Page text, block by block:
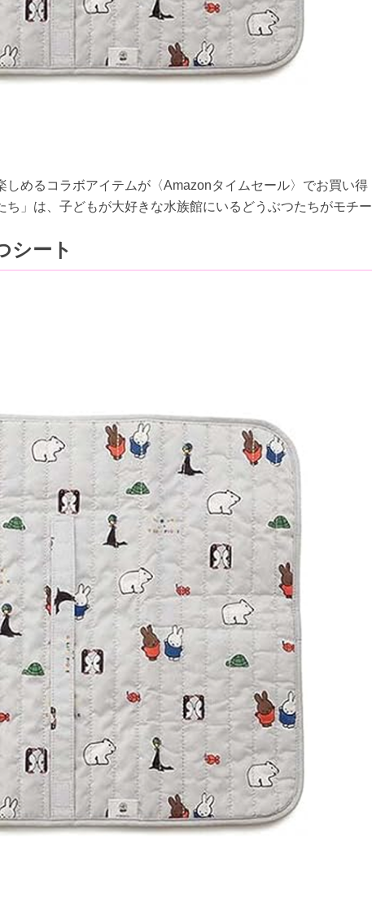
めるコラボアイテムが〈Amazonタイムセール〉でお買い得
」は、子どもが大好きな水族館にいるどうぶつたちがモチー
シート